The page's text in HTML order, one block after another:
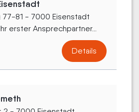
81 - 7000 Eisenstadt
erster Ansprechpartner...
Details